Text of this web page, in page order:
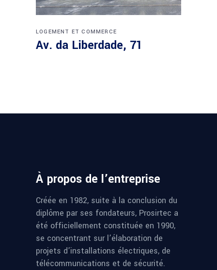
LOGEMENT ET COMMERCE
Av. da Liberdade, 71
À propos de l’entreprise
Créée en 1982, suite à la conclusion du
diplôme par ses fondateurs, Prosirtec a
été officiellement constituée en 1990,
se concentrant sur l’élaboration de
projets d’installations électriques, de
télécommunications et de sécurité.